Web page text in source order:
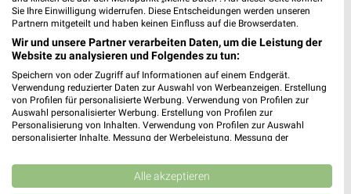
42,2 km
Angebote ab 11.07.
Noch heute gültig
41,1 km
Dieter Knoll
Gültig bis Fr. 14.08.
Sie Ihre Einwilligung widerrufen. Diese Entscheidungen werden unseren
Partnern mitgeteilt und haben keinen Einfluss auf die Browserdaten.
Wir und unsere Partner verarbeiten Daten, um die Leistung der
Website zu analysieren und Folgendes zu tun:
Speichern von oder Zugriff auf Informationen auf einem Endgerät.
Verwendung reduzierter Daten zur Auswahl von Werbeanzeigen. Erstellung
von Profilen für personalisierte Werbung. Verwendung von Profilen zur
Auswahl personalisierter Werbung. Erstellung von Profilen zur
Personalisierung von Inhalten. Verwendung von Profilen zur Auswahl
personalisierter Inhalte. Messung der Werbeleistung. Messung der
Kombinationen von Daten aus verschiedenen Quellen. Entwicklung und
Verbesserung der Angebote. Verwendung reduzierter Daten zur Auswahl
von Inhalten.
Alle akzeptieren